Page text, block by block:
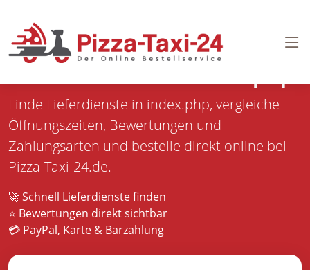
Finde Lieferdienste in index.php, vergleiche
Öffnungszeiten, Bewertungen und
Zahlungsarten und bestelle direkt online bei
Pizza-Taxi-24.de.
🚀 Schnell Lieferdienste finden
⭐ Bewertungen direkt sichtbar
💳 PayPal, Karte & Barzahlung